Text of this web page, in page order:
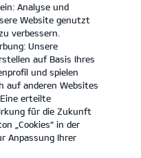
Analyse und
Website genutzt
verbessern.
Unsere
auf Basis Ihres
und spielen
auf anderen Websites
erteilte
für die Zukunft
„Cookies“ in der
Anpassung Ihrer